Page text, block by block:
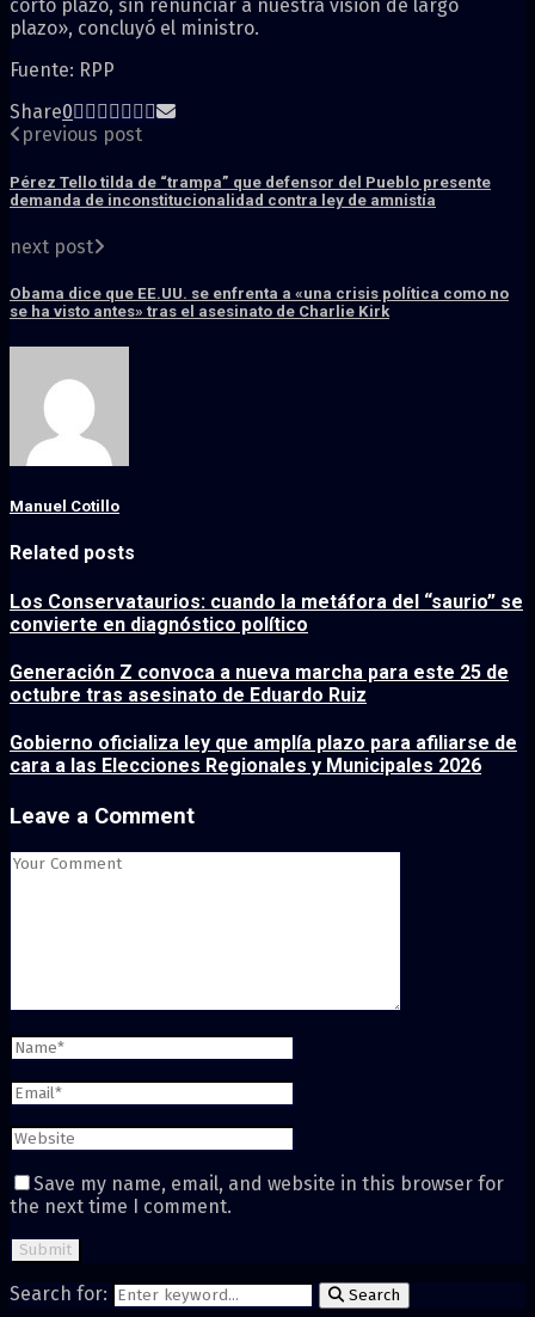
corto plazo, sin renunciar a nuestra visión de largo
plazo», concluyó el ministro.
Fuente: RPP
Share0
previous post
Pérez Tello tilda de “trampa” que defensor del Pueblo presente
demanda de inconstitucionalidad contra ley de amnistía
next post
Obama dice que EE.UU. se enfrenta a «una crisis política como no
se ha visto antes» tras el asesinato de Charlie Kirk
Manuel Cotillo
Related posts
Los Conservataurios: cuando la metáfora del “saurio” se
convierte en diagnóstico político
Generación Z convoca a nueva marcha para este 25 de
octubre tras asesinato de Eduardo Ruiz
Gobierno oficializa ley que amplía plazo para afiliarse de
cara a las Elecciones Regionales y Municipales 2026
Leave a Comment
Save my name, email, and website in this browser for
the next time I comment.
Search for: Search